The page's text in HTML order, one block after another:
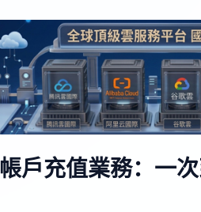
戶充值業務：一